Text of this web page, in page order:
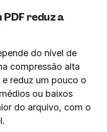
reduz a
do nível de
compressão alta
reduz um pouco o
ou baixos
do arquivo, com o